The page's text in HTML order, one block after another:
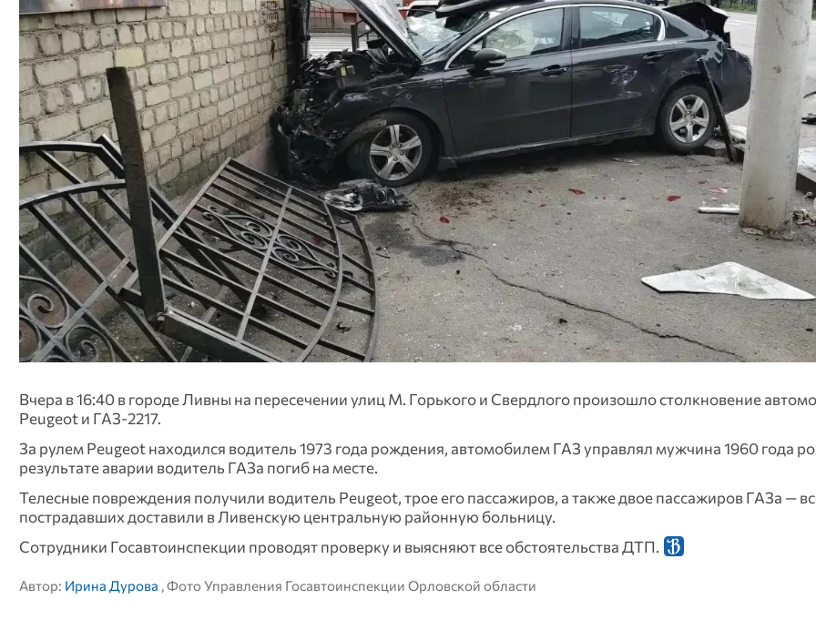
Вчера в 16:40 в городе Ливны на пересечении улиц М. Горького и Свердлого произошло столкновение
Peugeot и ГАЗ‑2217.
За рулем Peugeot находился водитель 1973 года рождения, автомобилем ГАЗ управлял мужчина 1960 года
результате аварии водитель ГАЗа погиб на месте.
Телесные повреждения получили водитель Peugeot, трое его пассажиров, а также двое пассажиров ГАЗа —
пострадавших доставили в Ливенскую центральную районную больницу.
Сотрудники Госавтоинспекции проводят проверку и выясняют все обстоятельства ДТП.
Автор: Ирина Дурова , Фото Управления Госавтоинспекции Орловской области